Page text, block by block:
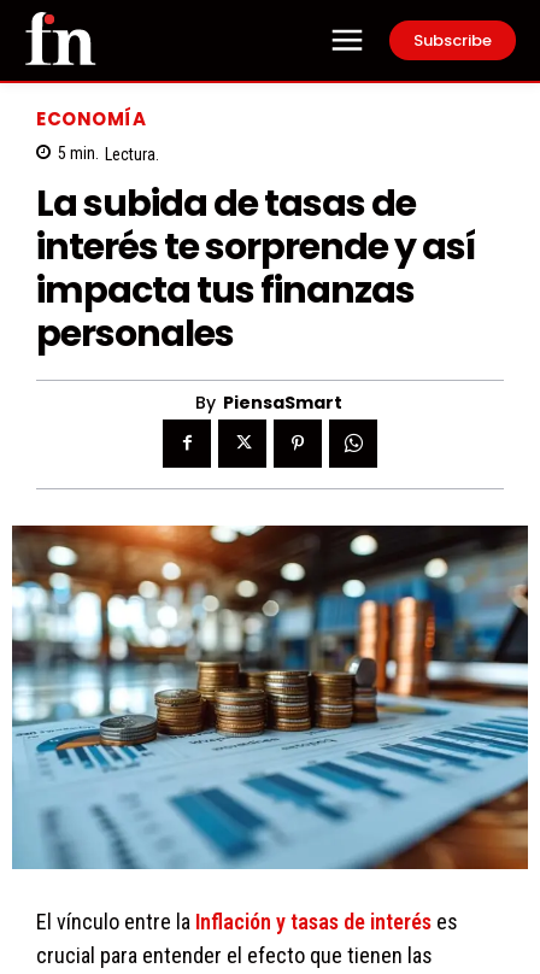
Subscribe
ECONOMÍA
5 min. Lectura.
La subida de tasas de
interés te sorprende y así
impacta tus finanzas
personales
By PiensaSmart
El vínculo entre la Inflación y tasas de interés es
crucial para entender el efecto que tienen las